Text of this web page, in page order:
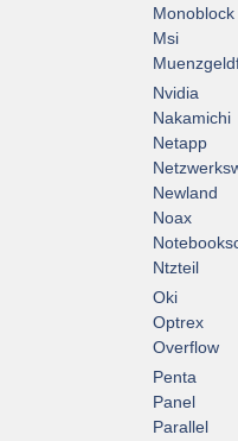
Monoblock
Msi
Nvidia
Nakamichi
Netapp
Newland
Noax
Ntzteil
Oki
Optrex
Overflow
Penta
Panel
Parallel